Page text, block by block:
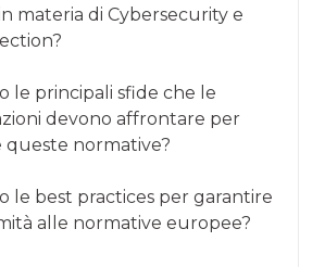
materia di Cybersecurity e
le principali sfide che le
devono affrontare per
queste normative?
le best practices per garantire
alle normative europee?